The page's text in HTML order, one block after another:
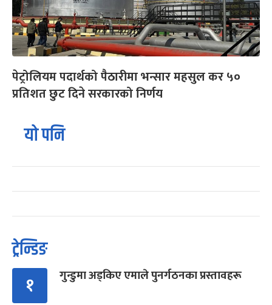
पेट्रोलियम पदार्थको पैठारीमा भन्सार महसुल कर ५०
प्रतिशत छुट दिने सरकारको निर्णय
यो पनि
ट्रेन्डिङ
१ गुन्डुमा अड्किए एमाले पुनर्गठनका प्रस्तावहरू